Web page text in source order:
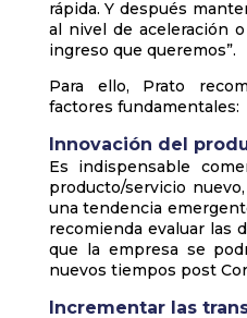
rápida. Y después
al nivel de aceleración
ingreso que queremos”.
Para ello, Prato
factores fundamentales:
Innovación del
Es indispensable
producto/servicio
una tendencia
recomienda evaluar las
que la empresa se
nuevos tiempos post
Incrementar las